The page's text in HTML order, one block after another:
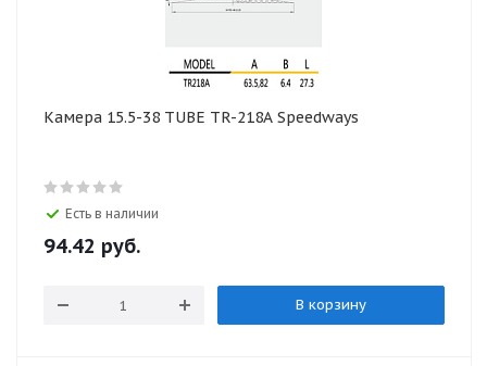
Камера 15.5-38 TUBE TR-218A Speedways
Есть в наличии
94.42 руб.
В корзину